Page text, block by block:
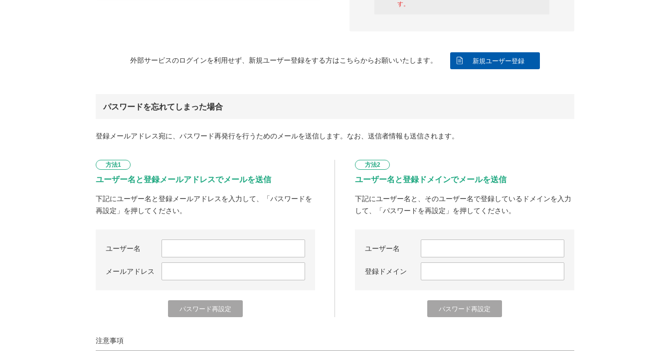
す。
外部サービスのログインを利用せず、新規ユーザー登録をする方はこちらからお願いいたします。 新規ユーザー登録
パスワードを忘れてしまった場合
登録メールアドレス宛に、パスワード再発行を行うためのメールを送信します。なお、送信者情報も送信されます。
方法1
ユーザー名と登録メールアドレスでメールを送信
下記にユーザー名と登録メールアドレスを入力して、「パスワードを
再設定」を押してください。
ユーザー名
メールアドレス
方法2
ユーザー名と登録ドメインでメールを送信
下記にユーザー名と、そのユーザー名で登録しているドメインを入力
して、「パスワードを再設定」を押してください。
ユーザー名
登録ドメイン
注意事項